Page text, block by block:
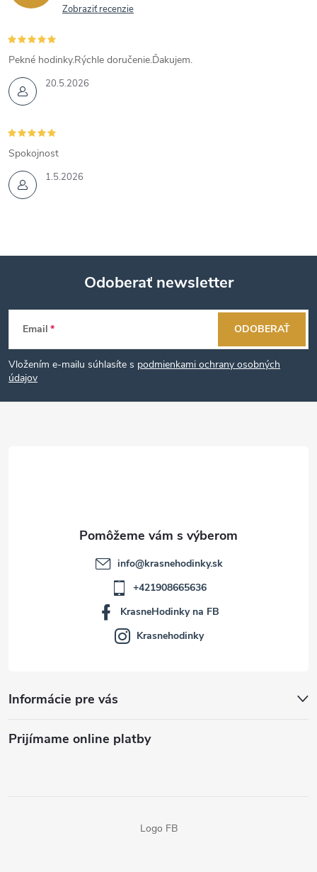
Zobraziť recenzie
20.5.2026
Pekné hodinky.Rýchle doručenie.Ďakujem.
1.5.2026
Spokojnost
Z
á
p
Odoberať newsletter
Email
Vložením e-mailu súhlasíte s podmienkami ochrany osobných
údajov
ODOBERAŤ
Informácie pre vás
Prijímame online platby
info@krasnehodinky.sk
+421908665636
KrasneHodinky na FB
Krasnehodinky
Logo FB